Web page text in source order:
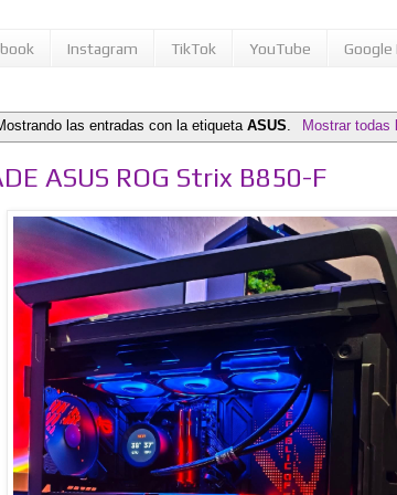
Instagram TikTok YouTube Google
las entradas con la etiquetaASUS. Mostrar todas
ASUS ROG Strix B850-F